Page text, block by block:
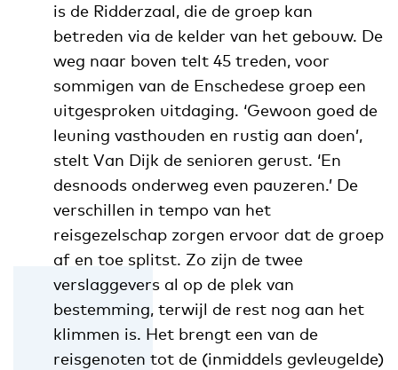
is de Ridderzaal, die de groep kan
betreden via de kelder van het gebouw. De
weg naar boven telt 45 treden, voor
sommigen van de Enschedese groep een
uitgesproken uitdaging. ‘Gewoon goed de
leuning vasthouden en rustig aan doen’,
stelt Van Dijk de senioren gerust. ‘En
desnoods onderweg even pauzeren.’ De
verschillen in tempo van het
reisgezelschap zorgen ervoor dat de groep
af en toe splitst. Zo zijn de twee
verslaggevers al op de plek van
bestemming, terwijl de rest nog aan het
klimmen is. Het brengt een van de
reisgenoten tot de (inmiddels gevleugelde)